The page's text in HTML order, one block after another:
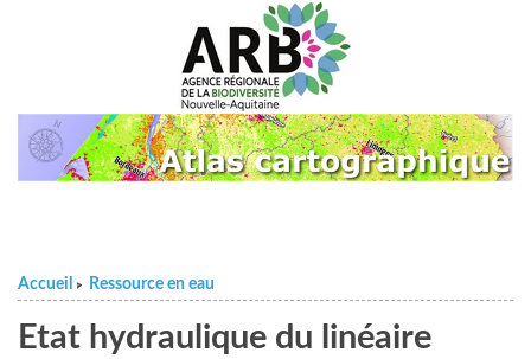
Accueil > Ressource en eau
Etat hydraulique du linéaire